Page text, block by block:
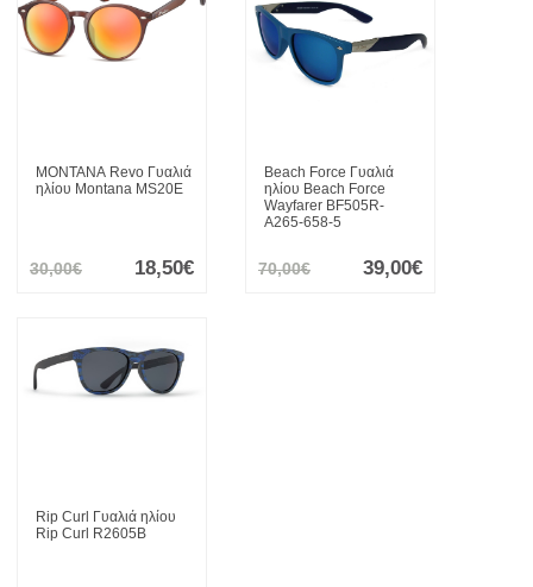
MONTANA Revo Γυαλιά
ηλίου Montana MS20E
30,00€ 18,50€
Beach Force Γυαλιά
ηλίου Beach Force
Wayfarer BF505R-
A265-658-5
70,00€ 39,00€
Rip Curl Γυαλιά ηλίου
Rip Curl R2605B